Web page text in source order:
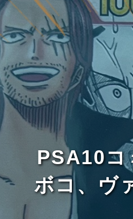
PSA10
ボコ、ヴ